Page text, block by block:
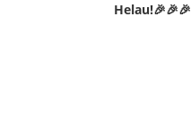
Helau!🎉🎉🎉